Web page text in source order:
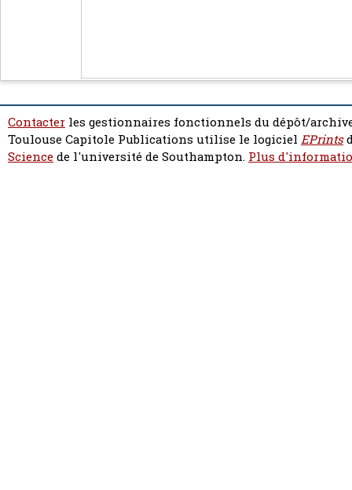
Contacter les gestionnaires fonctionnels du dépôt/
Toulouse Capitole Publications utilise le logiciel EPrints
Sciencede l'université de Southampton. Plus